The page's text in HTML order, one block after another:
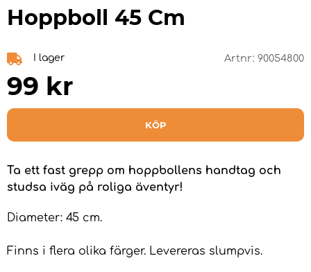
Hoppboll 45 Cm
I lager Artnr: 90054800
99 kr
KÖP
Ta ett fast grepp om hoppbollens handtag och
studsa iväg på roliga äventyr!
Diameter: 45 cm.
Finns i flera olika färger. Levereras slumpvis.